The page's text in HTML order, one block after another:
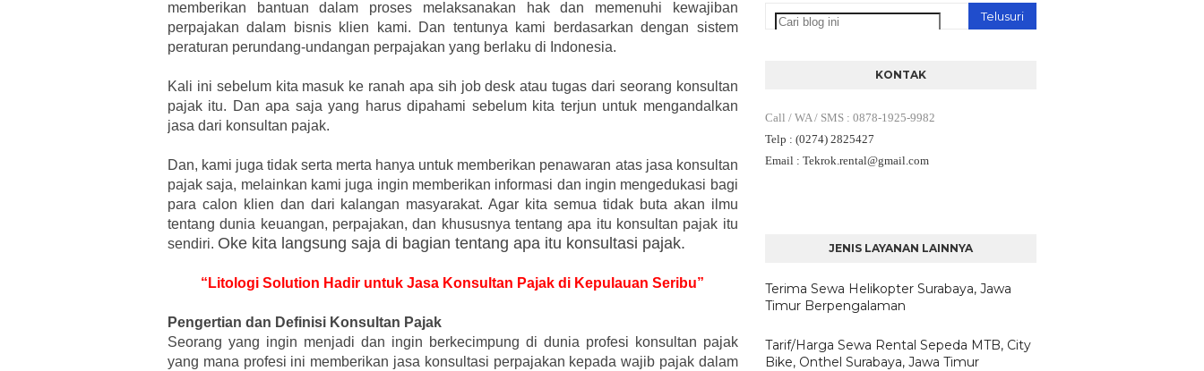
memberikan bantuan dalam proses melaksanakan hak dan memenuhi kewajiban
perpajakan dalam bisnis klien kami. Dan tentunya kami berdasarkan dengan sistem
peraturan perundang-undangan perpajakan yang berlaku di Indonesia.
Kali ini sebelum kita masuk ke ranah apa sih job desk atau tugas dari seorang konsultan
pajak itu. Dan apa saja yang harus dipahami sebelum kita terjun untuk mengandalkan
jasa dari konsultan pajak.
Dan, kami juga tidak serta merta hanya untuk memberikan penawaran atas jasa konsultan
pajak saja, melainkan kami juga ingin memberikan informasi dan ingin mengedukasi bagi
para calon klien dan dari kalangan masyarakat. Agar kita semua tidak buta akan ilmu
tentang dunia keuangan, perpajakan, dan khususnya tentang apa itu konsultan pajak itu
sendiri. Oke kita langsung saja di bagian tentang apa itu konsultasi pajak.
“Litologi Solution Hadir untuk Jasa Konsultan Pajak di Kepulauan Seribu”
Pengertian dan Definisi Konsultan Pajak
Seorang yang ingin menjadi dan ingin berkecimpung di dunia profesi konsultan pajak
yang mana profesi ini memberikan jasa konsultasi perpajakan kepada wajib pajak dalam
KONTAK
Call / WA / SMS : 0878-1925-9982
Telp : (0274) 2825427
Email : Tekrok.rental@gmail.com
JENIS LAYANAN LAINNYA
Terima Sewa Helikopter Surabaya, Jawa
Timur Berpengalaman
Tarif/Harga Sewa Rental Sepeda MTB, City
Bike, Onthel Surabaya, Jawa Timur